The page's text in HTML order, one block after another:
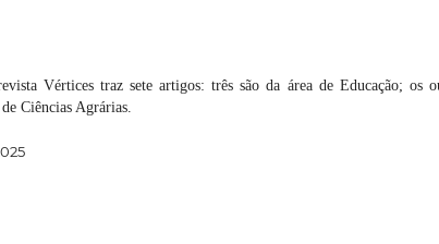
Vértices traz sete artigos: três são da área de Educação; os
Ciências Agrárias.